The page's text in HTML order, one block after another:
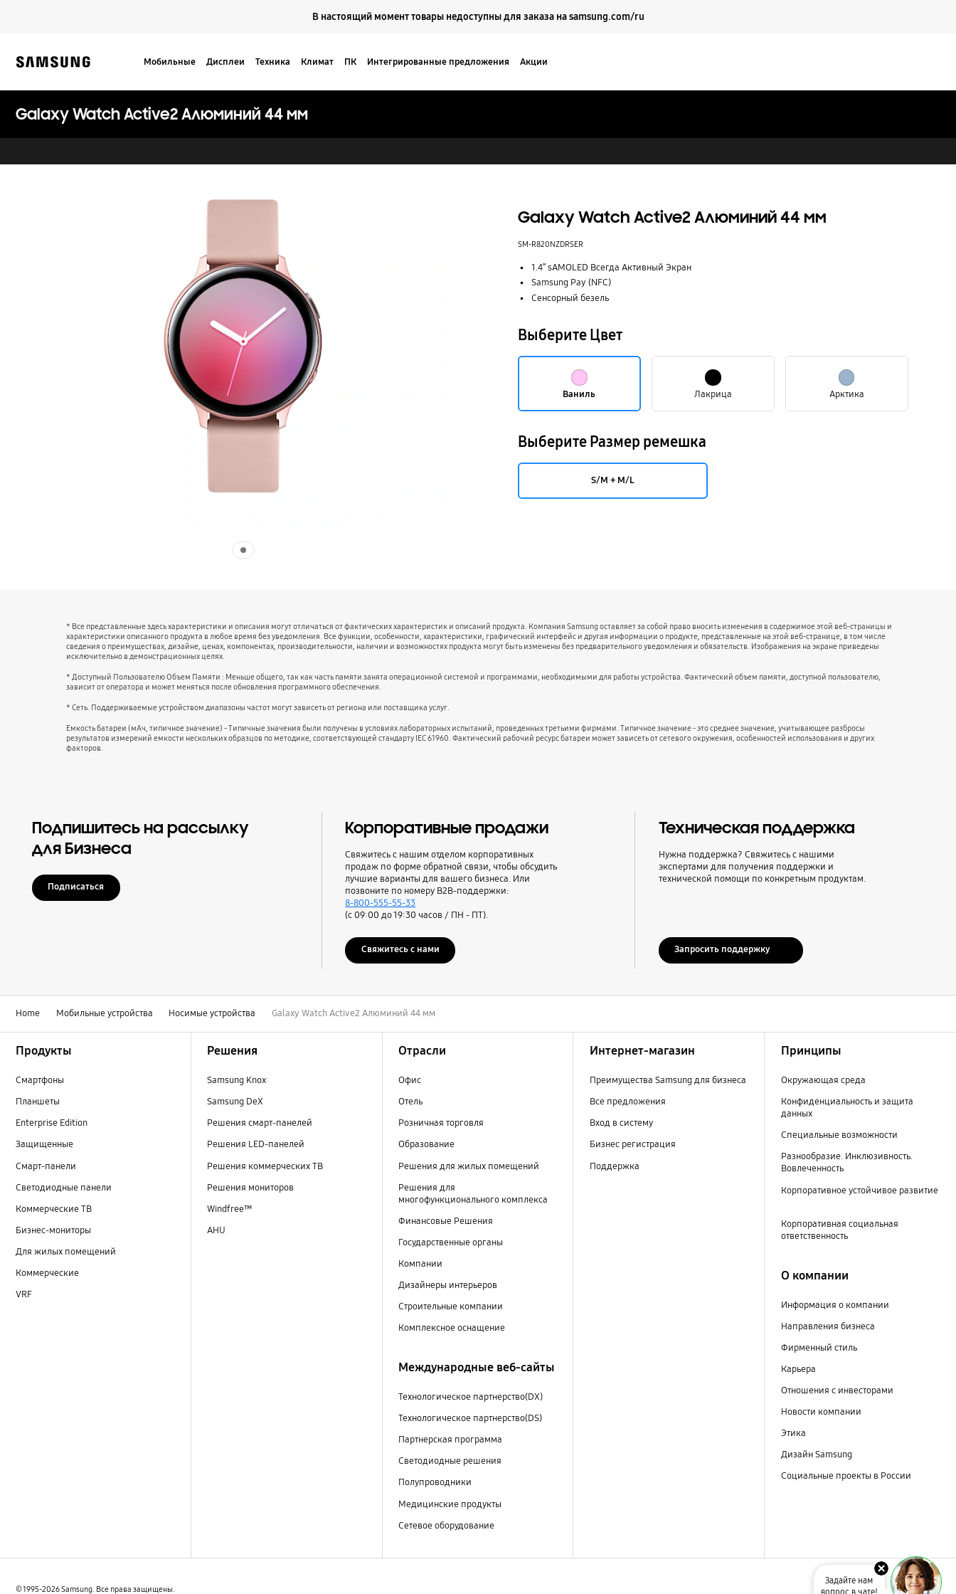
В настоящий момент товары недоступны для заказа на samsung.com/ru
Мобильные Дисплеи Техника Климат ПК Интегрированные предложения Акции
Galaxy Watch Active2 Алюминий 44 мм
Galaxy Watch Active2 Алюминий 44 мм
SM-R820NZDRSER
1.4” sAMOLED Всегда Активный Экран
Samsung Pay (NFC)
Сенсорный безель
Выберите Цвет
Ваниль Лакрица Арктика
Выберите Размер ремешка
S/M + M/L
* Все представленные здесь характеристики и описания могут отличаться от фактических характеристик и описаний продукта. Компания Samsung оставляет за собой право вносить изменения в содержимое этой веб-страницы и
характеристики описанного продукта в любое время без уведомления. Все функции, особенности, характеристики, графический интерфейс и другая информации о продукте, представленные на этой веб-странице, в том числе
сведения о преимуществах, дизайне, ценах, компонентах, производительности, наличии и возможностях продукта могут быть изменены без предварительного уведомления и обязательств. Изображения на экране приведены
исключительно в демонстрационных целях.
* Доступный Пользователю Объем Памяти : Меньше общего, так как часть памяти занята операционной системой и программами, необходимыми для работы устройства. Фактический объем памяти, доступной пользователю,
зависит от оператора и может меняться после обновления программного обеспечения.
* Сеть. Поддерживаемые устройством диапазоны частот могут зависеть от региона или поставщика услуг.
Емкость батареи (мАч, типичное значение) - Типичные значения были получены в условиях лабораторных испытаний, проведенных третьими фирмами. Типичное значение - это среднее значение, учитывающее разбросы
результатов измерений емкости нескольких образцов по методике, соответствующей стандарту IEC 61960. Фактический рабочий ресурс батареи может зависеть от сетевого окружения, особенностей использования и других
факторов.
Подпишитесь на рассылку
для Бизнеса
Подписаться
Корпоративные продажи
Свяжитесь с нашим отделом корпоративных
продаж по форме обратной связи, чтобы обсудить
лучшие варианты для вашего бизнеса. Или
позвоните по номеру B2B-поддержки:
8-800-555-55-33
(с 09:00 до 19:30 часов / ПН - ПТ).
Свяжитесь с нами
Техническая поддержка
Нужна поддержка? Свяжитесь с нашими
экспертами для получения поддержки и
технической помощи по конкретным продуктам.
Запросить поддержку
Home Мобильные устройства Носимые устройства Galaxy Watch Active2 Алюминий 44 мм
Продукты
Смартфоны
Планшеты
Enterprise Edition
Защищенные
Смарт-панели
Светодиодные панели
Коммерческие ТВ
Бизнес-мониторы
Для жилых помещений
Коммерческие
VRF
Решения
Samsung Knox
Samsung DeX
Решения смарт-панелей
Решения LED-панелей
Решения коммерческих ТВ
Решения мониторов
Windfree™
AHU
Отрасли
Офис
Отель
Розничная торговля
Образование
Решения для жилых помещений
Решения для
многофункционального комплекса
Финансовые Решения
Государственные органы
Компании
Дизайнеры интерьеров
Строительные компании
Комплексное оснащение
Международные веб-сайты
Технологическое партнерство(DX)
Технологическое партнерство(DS)
Партнерская программа
Светодиодные решения
Полупроводники
Медицинские продукты
Сетевое оборудование
Интернет-магазин
Преимущества Samsung для бизнеса
Все предложения
Вход в систему
Бизнес регистрация
Поддержка
Принципы
Окружающая среда
Конфиденциальность и защита
данных
Специальные возможности
Разнообразие. Инклюзивность.
Вовлеченность
Корпоративное устойчивое развитие
Корпоративная социальная
ответственность
О компании
Информация о компании
Направления бизнеса
Фирменный стиль
Карьера
Отношения с инвесторами
Новости компании
Этика
Дизайн Samsung
Социальные проекты в России
© 1995-2026 Samsung. Все права защищены.
Задайте нам
вопрос в чате!